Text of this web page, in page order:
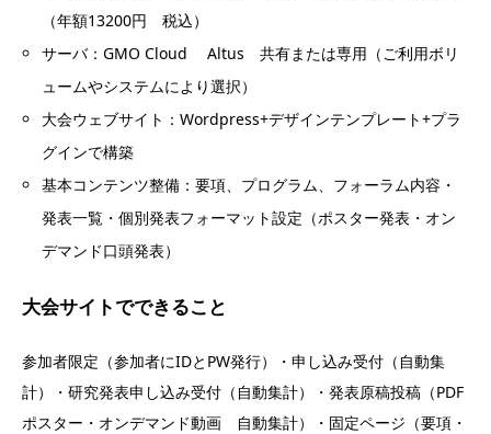
（年額13200円 税込）
サーバ：GMO Cloud Altus 共有または専用（ご利用ボリ
ュームやシステムにより選択）
大会ウェブサイト：Wordpress+デザインテンプレート+プラ
グインで構築
基本コンテンツ整備：要項、プログラム、フォーラム内容・
発表一覧・個別発表フォーマット設定（ポスター発表・オン
デマンド口頭発表）
大会サイトでできること
参加者限定（参加者にIDとPW発行）・申し込み受付（自動集
計）・研究発表申し込み受付（自動集計）・発表原稿投稿（PDF
ポスター・オンデマンド動画 自動集計）・固定ページ（要項・